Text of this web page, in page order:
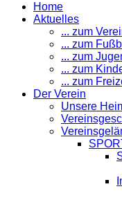
Home
Aktuelles
... zum
... zum
... zum
... zum
... zum
Der Verein
Unsere